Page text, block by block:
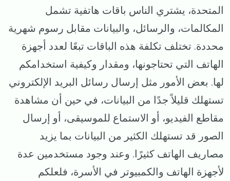
المتحدة، يشتري الناس باقات هاتفية تشمل
المكالمات، والرسائل، والبيانات مقابل رسوم شهرية
محددة. تختلف تكلفة هذه الباقات تبعًا لعدد أجهزة
الهاتف التي تحتاجونها، ومقدار وكيفية استخدامكم
لها. بعض الأمور مثل إرسال رسائل البريد الإلكتروني
تستهلك قليلاً جدًا من البيانات، في حين أن مشاهدة
مقاطع الفيديو، أو الاستماع للموسيقى، أو إرسال
الصور قد تستهلك الكثير من البيانات بما يزيد
مصاريف الهاتف كثيرًا. وعند وجود مستخدمين عدة
لأجهزة الهاتف والكمبيوتر في الأسرة، فلعلكم